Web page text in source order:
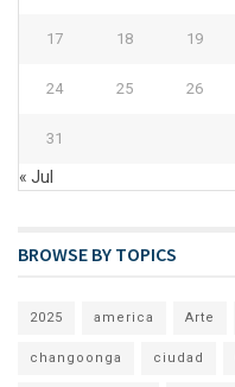
17 18 19
24 25 26
31
« Jul
BROWSE BY TOPICS
2025 america Arte
changoonga ciudad